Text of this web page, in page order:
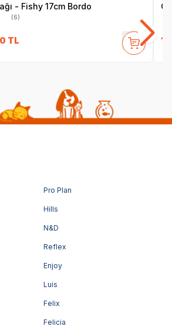
- Fishy 17cm Bordo
(6)
TL
Pro Plan
Hills
N&D
Reflex
Enjoy
Luis
Felix
Felicia